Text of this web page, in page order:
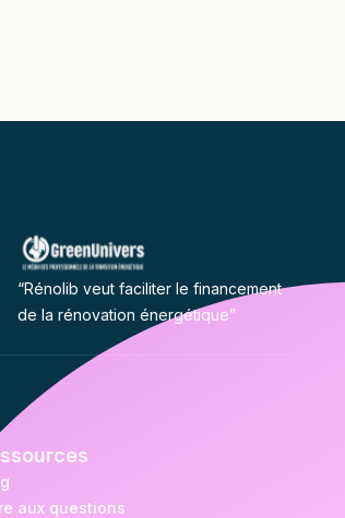
“Rénolib veut faciliter le financement
de la rénovation énergétique”
aux questions